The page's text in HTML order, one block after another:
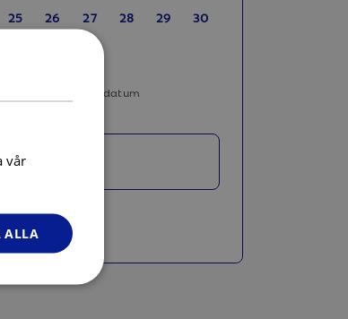
25 26 27 28 29 30
som incheckningsdatum
vår
ALLA